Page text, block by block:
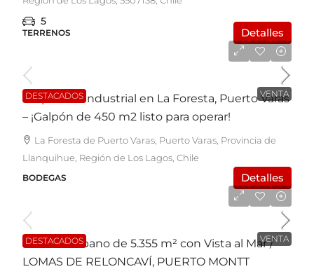
5
TERRENOS Detalles
DESTACADOS VENTA
Propiedad Industrial en La Foresta, Puerto Varas
– ¡Galpón de 450 m2 listo para operar!
La Foresta de Puerto Varas, Puerto Varas, Provincia de
Llanquihue, Región de Los Lagos, Chile
BODEGAS Detalles
DESTACADOS VENTA
Terreno Urbano de 5.355 m² con Vista al Mar /
LOMAS DE RELONCAVÍ, PUERTO MONTT